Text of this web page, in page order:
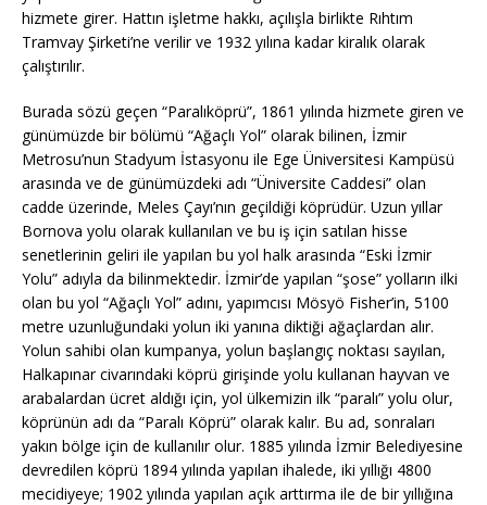
hizmete girer. Hattın işletme hakkı, açılışla birlikte Rıhtım
Tramvay Şirketi’ne verilir ve 1932 yılına kadar kiralık olarak
çalıştırılır.
Burada sözü geçen “Paralıköprü”, 1861 yılında hizmete giren ve
günümüzde bir bölümü “Ağaçlı Yol” olarak bilinen, İzmir
Metrosu’nun Stadyum İstasyonu ile Ege Üniversitesi Kampüsü
arasında ve de günümüzdeki adı “Üniversite Caddesi” olan
cadde üzerinde, Meles Çayı’nın geçildiği köprüdür. Uzun yıllar
Bornova yolu olarak kullanılan ve bu iş için satılan hisse
senetlerinin geliri ile yapılan bu yol halk arasında “Eski İzmir
Yolu” adıyla da bilinmektedir. İzmir’de yapılan “şose” yolların ilki
olan bu yol “Ağaçlı Yol” adını, yapımcısı Mösyö Fisher’in, 5100
metre uzunluğundaki yolun iki yanına diktiği ağaçlardan alır.
Yolun sahibi olan kumpanya, yolun başlangıç noktası sayılan,
Halkapınar civarındaki köprü girişinde yolu kullanan hayvan ve
arabalardan ücret aldığı için, yol ülkemizin ilk “paralı” yolu olur,
köprünün adı da “Paralı Köprü” olarak kalır. Bu ad, sonraları
yakın bölge için de kullanılır olur. 1885 yılında İzmir Belediyesine
devredilen köprü 1894 yılında yapılan ihalede, iki yıllığı 4800
mecidiyeye; 1902 yılında yapılan açık arttırma ile de bir yıllığına